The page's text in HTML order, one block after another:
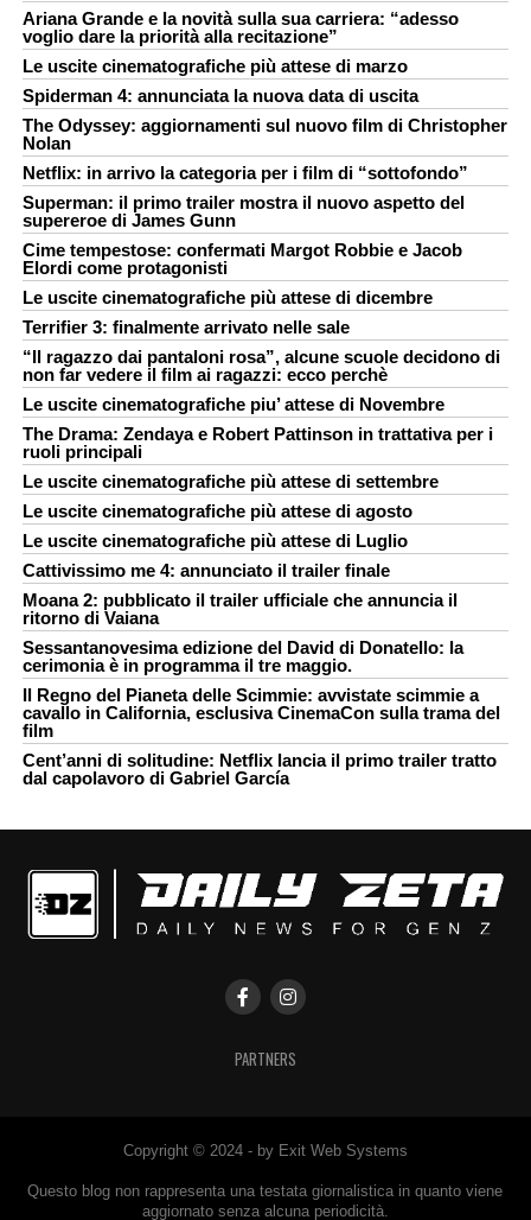
Ariana Grande e la novità sulla sua carriera: “adesso
voglio dare la priorità alla recitazione”
Le uscite cinematografiche più attese di marzo
Spiderman 4: annunciata la nuova data di uscita
The Odyssey: aggiornamenti sul nuovo film di Christopher
Nolan
Netflix: in arrivo la categoria per i film di “sottofondo”
Superman: il primo trailer mostra il nuovo aspetto del
supereroe di James Gunn
Cime tempestose: confermati Margot Robbie e Jacob
Elordi come protagonisti
Le uscite cinematografiche più attese di dicembre
Terrifier 3: finalmente arrivato nelle sale
“Il ragazzo dai pantaloni rosa”, alcune scuole decidono di
non far vedere il film ai ragazzi: ecco perchè
Le uscite cinematografiche piu’ attese di Novembre
The Drama: Zendaya e Robert Pattinson in trattativa per i
ruoli principali
Le uscite cinematografiche più attese di settembre
Le uscite cinematografiche più attese di agosto
Le uscite cinematografiche più attese di Luglio
Cattivissimo me 4: annunciato il trailer finale
Moana 2: pubblicato il trailer ufficiale che annuncia il
ritorno di Vaiana
Sessantanovesima edizione del David di Donatello: la
cerimonia è in programma il tre maggio.
Il Regno del Pianeta delle Scimmie: avvistate scimmie a
cavallo in California, esclusiva CinemaCon sulla trama del
film
Cent’anni di solitudine: Netflix lancia il primo trailer tratto
dal capolavoro di Gabriel García
PARTNERS
Copyright © 2024 - by Exit Web Systems
Questo blog non rappresenta una testata giornalistica in quanto viene
aggiornato senza alcuna periodicità.